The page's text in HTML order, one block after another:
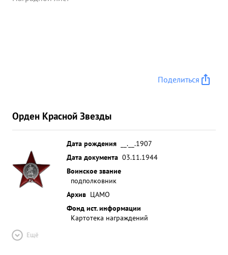
Поделиться
Орден Красной Звезды
Дата рождения
__.__.1907
Дата документа 03.11.1944
Воинское звание
подполковник
Архив ЦАМО
Фонд ист. информации
Картотека награждений
Ещё